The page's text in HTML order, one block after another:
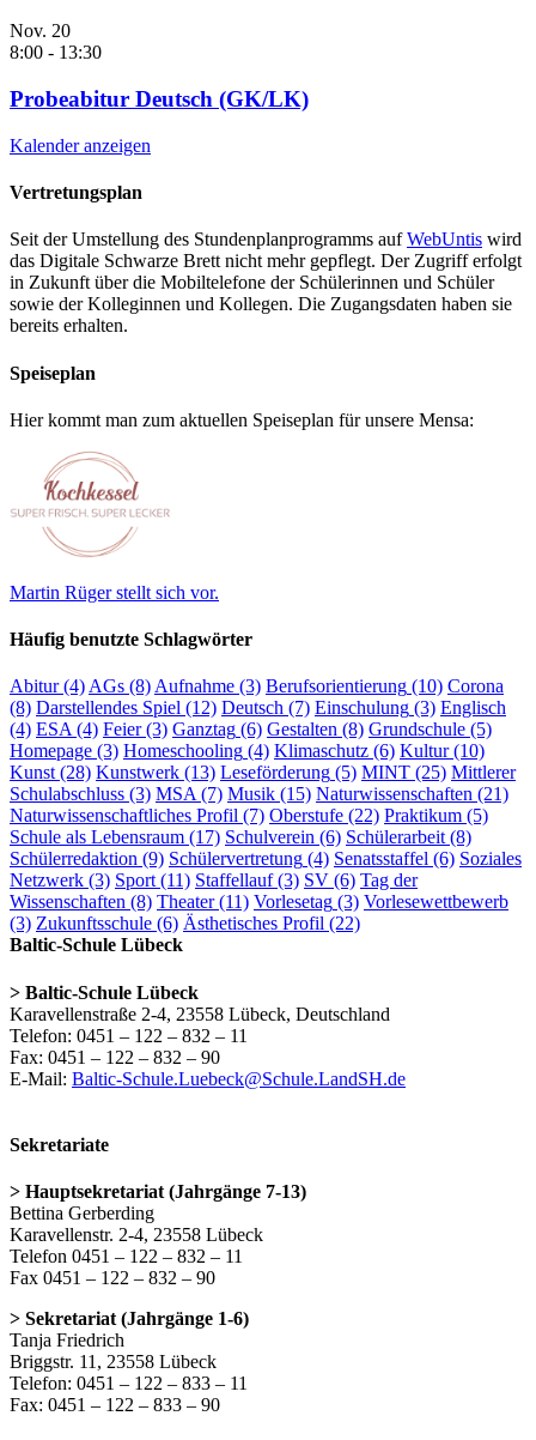
Nov. 20
8:00 - 13:30
Probeabitur Deutsch (GK/LK)
Kalender anzeigen
Vertretungsplan
Seit der Umstellung des Stundenplanprogramms aufWebUntis wird
das Digitale Schwarze Brett nicht mehr gepflegt. Der Zugriff erfolgt
in Zukunft über die Mobiltelefone der Schülerinnen und Schüler
sowie der Kolleginnen und Kollegen. Die Zugangsdaten haben sie
bereits erhalten.
Speiseplan
Hier kommt man zum aktuellen Speiseplan für unsere Mensa:
Martin Rüger stellt sich vor.
Häufig benutzte Schlagwörter
Abitur(4)AGs (8)Aufnahme (3) Berufsorientierung (10) Corona
(8) Darstellendes Spiel (12) Deutsch (7) Einschulung (3) Englisch
(4) ESA(4) Feier(3) Ganztag (6) Gestalten (8) Grundschule (5)
Homepage (3) Homeschooling (4) Klimaschutz (6) Kultur(10)
Kunst(28) Kunstwerk (13) Leseförderung (5) MINT (25) Mittlerer
Schulabschluss (3) MSA(7) Musik (15) Naturwissenschaften (21)
Naturwissenschaftliches Profil (7) Oberstufe (22) Praktikum (5)
Schule als Lebensraum (17) Schulverein (6) Schülerarbeit(8)
Schülerredaktion (9) Schülervertretung (4) Senatsstaffel (6) Soziales
Netzwerk (3) Sport(11) Staffellauf(3) SV (6) Tag der
Wissenschaften (8) Theater(11) Vorlesetag (3) Vorlesewettbewerb
(3) Zukunftsschule (6) Ästhetisches Profil (22)
Baltic-Schule Lübeck
> Baltic-Schule Lübeck
Karavellenstraße 2-4, 23558 Lübeck, Deutschland
Telefon: 0451 – 122 – 832 – 11
Fax: 0451 – 122 – 832 – 90
E-Mail: Baltic-Schule.Luebeck@Schule.LandSH.de
Sekretariate
> Hauptsekretariat (Jahrgänge 7-13)
Bettina Gerberding
Karavellenstr. 2-4, 23558 Lübeck
Telefon 0451 – 122 – 832 – 11
Fax 0451 – 122 – 832 – 90
> Sekretariat (Jahrgänge 1-6)
Tanja Friedrich
Briggstr. 11, 23558 Lübeck
Telefon: 0451 – 122 – 833 – 11
Fax: 0451 – 122 – 833 – 90